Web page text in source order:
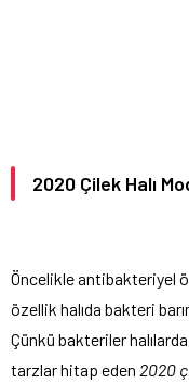
2020 Çilek Halı
Öncelikle antibakteriyel
özellik halıda bakteri
Çünkü bakteriler halılarda
tarzlar hitap eden 2020